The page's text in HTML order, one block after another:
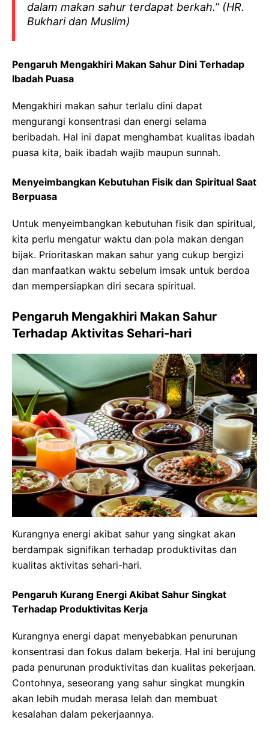
dalam makan sahur terdapat berkah.” (HR.
Bukhari dan Muslim)
Pengaruh Mengakhiri Makan Sahur Dini Terhadap
Ibadah Puasa
Mengakhiri makan sahur terlalu dini dapat
mengurangi konsentrasi dan energi selama
beribadah. Hal ini dapat menghambat kualitas ibadah
puasa kita, baik ibadah wajib maupun sunnah.
Menyeimbangkan Kebutuhan Fisik dan Spiritual Saat
Berpuasa
Untuk menyeimbangkan kebutuhan fisik dan spiritual,
kita perlu mengatur waktu dan pola makan dengan
bijak. Prioritaskan makan sahur yang cukup bergizi
dan manfaatkan waktu sebelum imsak untuk berdoa
dan mempersiapkan diri secara spiritual.
Pengaruh Mengakhiri Makan Sahur
Terhadap Aktivitas Sehari-hari
Kurangnya energi akibat sahur yang singkat akan
berdampak signifikan terhadap produktivitas dan
kualitas aktivitas sehari-hari.
Pengaruh Kurang Energi Akibat Sahur Singkat
Terhadap Produktivitas Kerja
Kurangnya energi dapat menyebabkan penurunan
konsentrasi dan fokus dalam bekerja. Hal ini berujung
pada penurunan produktivitas dan kualitas pekerjaan.
Contohnya, seseorang yang sahur singkat mungkin
akan lebih mudah merasa lelah dan membuat
kesalahan dalam pekerjaannya.